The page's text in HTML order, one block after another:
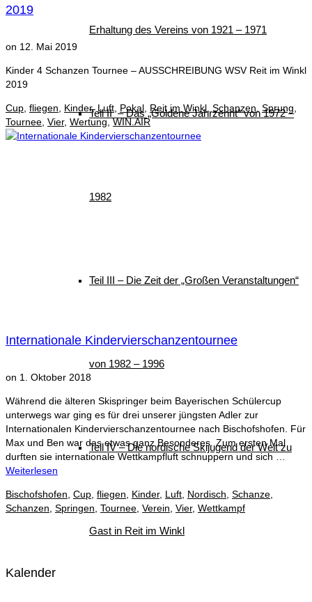
Erhaltung des Vereins von 1921 – 1971
Teil II – Das „Goldene Jahrzehnt“ von 1972 –
1982
Teil III – Die Zeit der „Großen Veranstaltungen“
von 1982 – 1996
Teil IV – Die nordische Skijugend der Welt zu
Gast in Reit im Winkl
2019
on 12. Mai 2019
Kinder 4 Schanzen Tournee – AUSSCHREIBUNG WSV Reit im Winkl
2019
Cup fliegen Kinder, Luft Pokal Reit im Winkl Schanzen Sprung
Tournee Vier, Wertung,WIN.AIR
Internationale Kindervierschanzentournee
on 1. Oktober 2018
Während die älteren Skispringer beim Bayerischen Schülercup
unterwegs war ging es für drei unserer jüngsten Adler zur
Internationalen Kindervierschanzentournee nach Bischofshofen. Für
Max und Ben war das etwas ganz Besonderes. Zum ersten Mal
durften sie internationale Wettkampfluft schnuppern und sich …
Weiterlesen
Bischofshofen Cup fliegen Kinder, Luft Nordisch Schanze
Schanzen Springen Tournee Verein Vier, Wettkampf
Kalender